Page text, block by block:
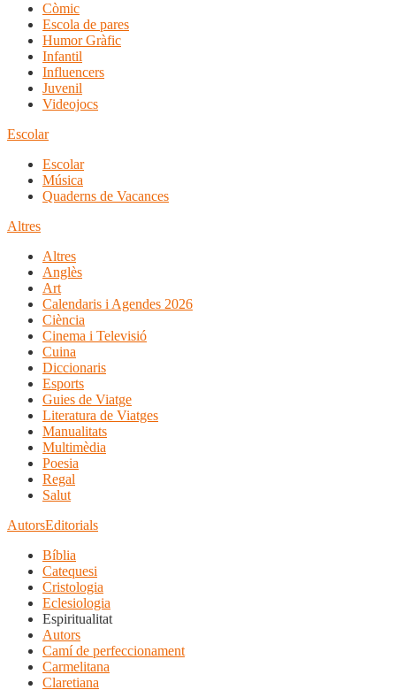
Còmic
Escola de pares
Humor Gràfic
Infantil
Influencers
Juvenil
Videojocs
Escolar
Escolar
Música
Quaderns de Vacances
Altres
Altres
Anglès
Art
Calendaris i Agendes 2026
Ciència
Cinema i Televisió
Cuina
Diccionaris
Esports
Guies de Viatge
Literatura de Viatges
Manualitats
Multimèdia
Poesia
Regal
Salut
AutorsEditorials
Bíblia
Catequesi
Cristologia
Eclesiologia
Espiritualitat
Autors
Camí de perfeccionament
Carmelitana
Claretiana